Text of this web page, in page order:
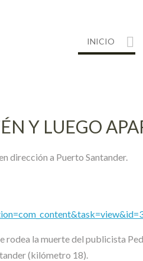
INICIO
Y LUEGO
dirección a Puerto Santander.
la muerte del publicista
(kilómetro 18).